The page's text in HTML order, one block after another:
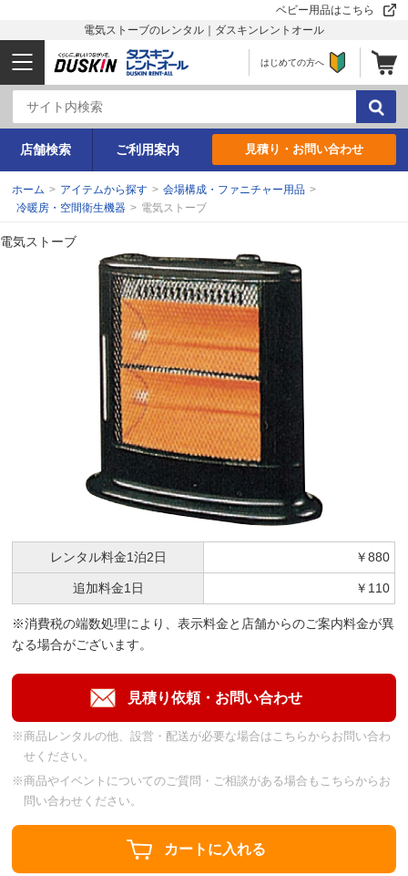
ベビー用品はこちら
電気ストーブのレンタル｜ダスキンレントオール
はじめての方へ
店舗検索 ご利用案内 見積り・お問い合わせ
ホーム > アイテムから探す > 会場構成・ファニチャー用品 >
冷暖房・空間衛生機器 > 電気ストーブ
電気ストーブ
レンタル料金1泊2日 ￥880
追加料金1日 ￥110
※消費税の端数処理により、表示料金と店舗からのご案内料金が異
なる場合がございます。
※商品レンタルの他、設営・配送が必要な場合はこちらからお問い合わ
せください。
※商品やイベントについてのご質問・ご相談がある場合もこちらからお
問い合わせください。